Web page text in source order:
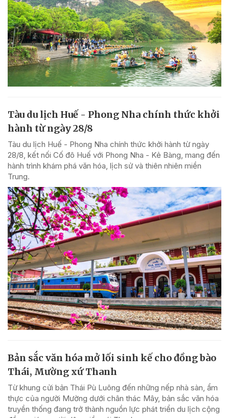
Tàu du lịch Huế - Phong Nha chính thức khởi
hành từ ngày 28/8
Tàu du lịch Huế - Phong Nha chính thức khởi hành từ ngày
28/8, kết nối Cố đô Huế với Phong Nha - Kẻ Bàng, mang đến
hành trình khám phá văn hóa, lịch sử và thiên nhiên miền
Trung.
Bản sắc văn hóa mở lối sinh kế cho đồng bào
Thái, Mường xứ Thanh
Từ khung cửi bản Thái Pù Luông đến những nếp nhà sàn, ẩm
thực của người Mường dưới chân thác Mây, bản sắc văn hóa
truyền thống đang trở thành nguồn lực phát triển du lịch cộng